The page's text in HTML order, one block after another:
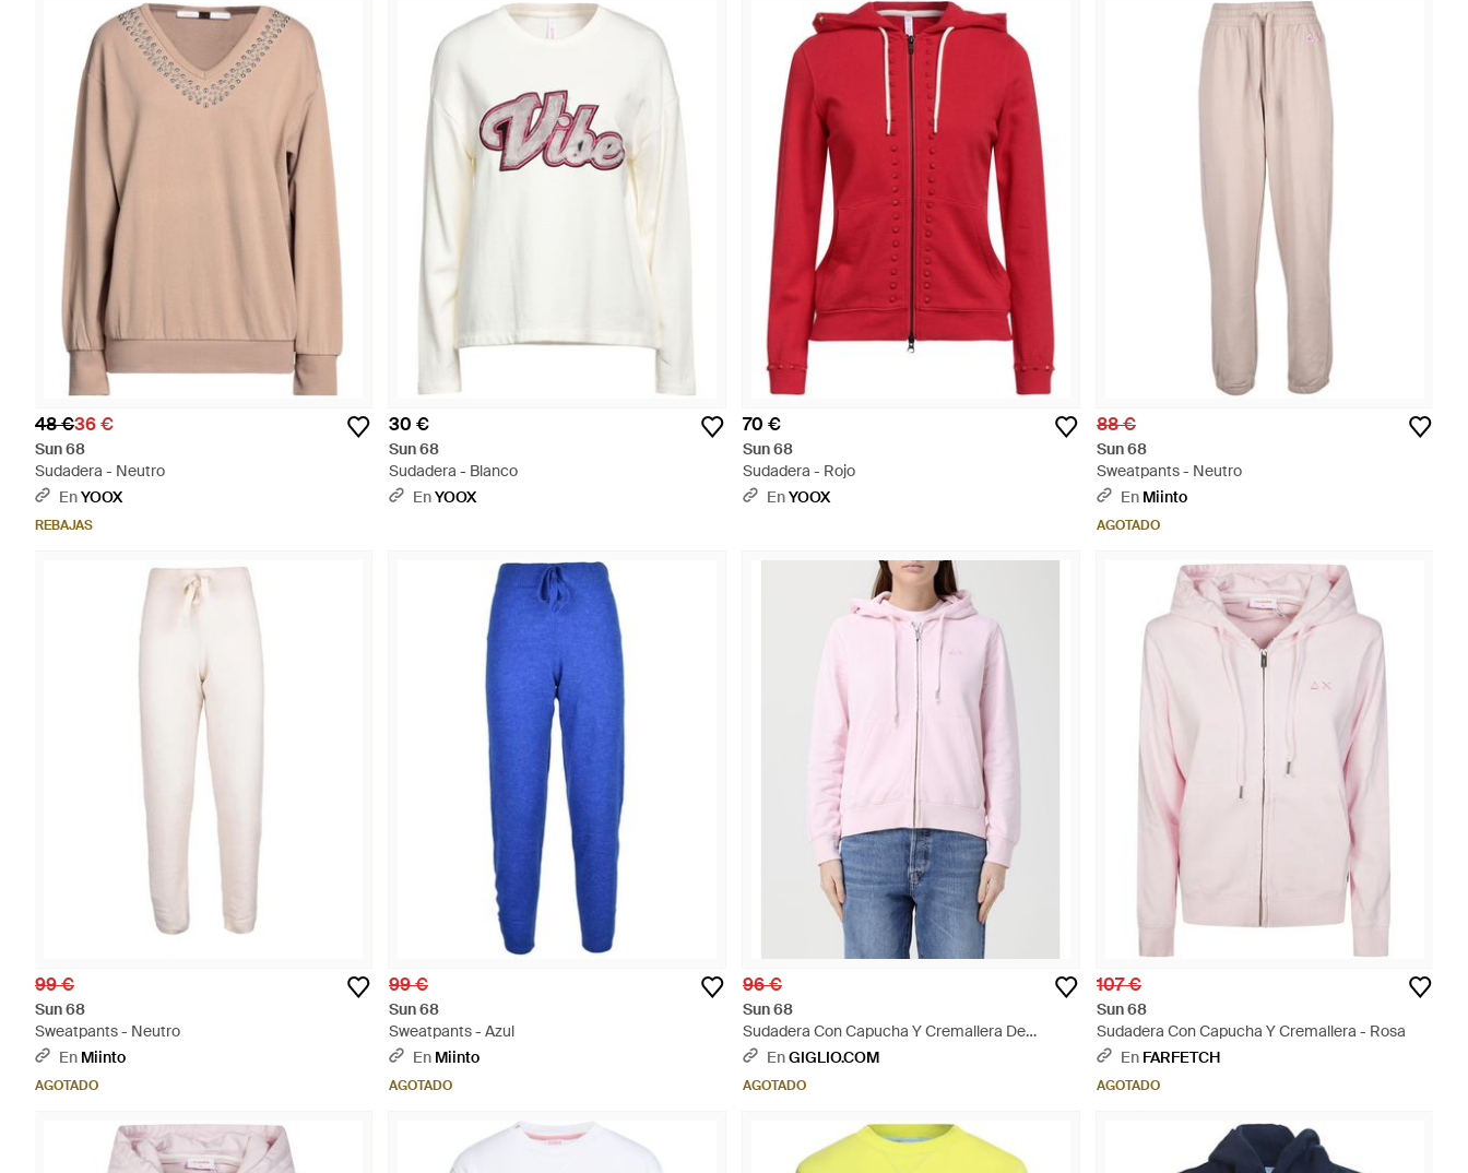
48 €36 €
Sun 68
Sudadera - Neutro
EnYOOX
REBAJAS
30 €
Sun 68
Sudadera - Blanco
EnYOOX
70 €
Sun 68
Sudadera - Rojo
EnYOOX
88 €
Sun 68
Sweatpants - Neutro
En Miinto
AGOTADO
99 €
Sun 68
Sweatpants - Neutro
En Miinto
AGOTADO
99 €
Sun 68
Sweatpants - Azul
En Miinto
AGOTADO
96 €
Sun 68
Sudadera Con Capucha Y Cremallera De
Algodón - Rosa
EnGIGLIO.COM
AGOTADO
107 €
Sun 68
Sudadera Con Capucha Y Cremallera - Rosa
En FARFETCH
AGOTADO